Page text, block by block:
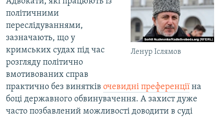
Ленур Іслямов
політичними
переслідуваннями,
зазначають, що у
кримських судах під час
розгляду політично
вмотивованих справ
практично без винятків очевидні преференції на
боці державного обвинувачення. А захист дуже
часто позбавлений можливості доводити в суді